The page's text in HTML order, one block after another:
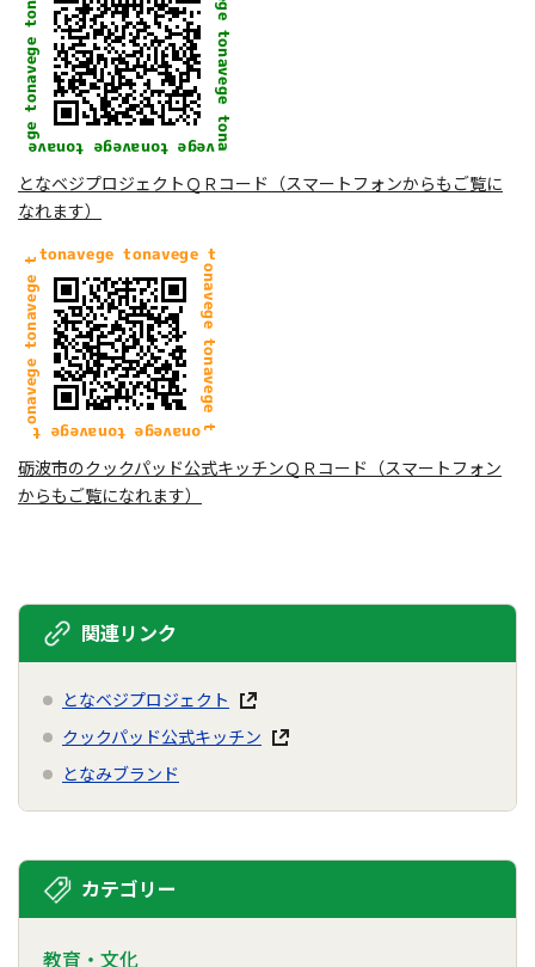
となベジプロジェクトＱＲコード（スマートフォンからもご覧に
なれます）
砺波市のクックパッド公式キッチンＱＲコード（スマートフォン
からもご覧になれます）
関連リンク
となベジプロジェクト
クックパッド公式キッチン
となみブランド
カテゴリー
教育・文化